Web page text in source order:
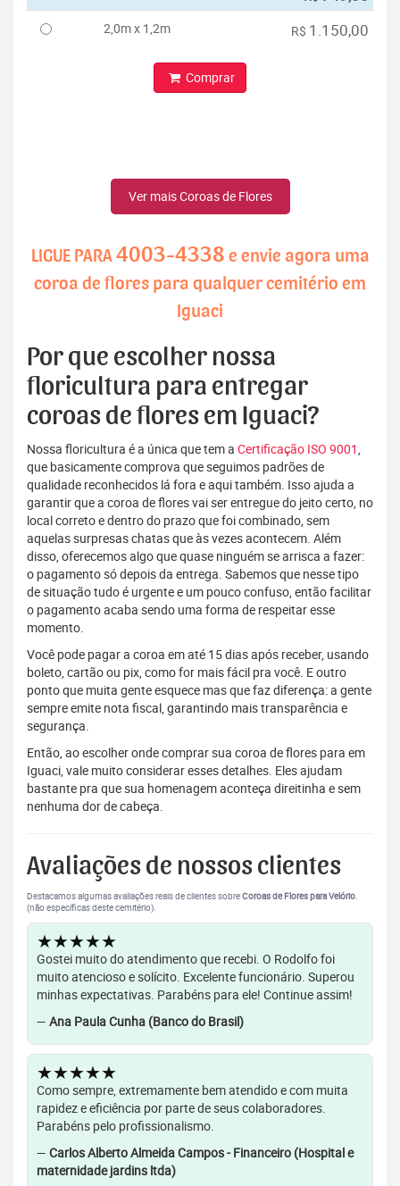
2,0m x 1,2m R$ 1.150,00
Comprar
Ver mais Coroas de Flores
LIGUE PARA4003-4338 e envie agora uma
coroa de flores para qualquer cemitério em
Iguaci
Por que escolher nossa
floricultura para entregar
coroas de flores em Iguaci?
Nossa floricultura é a única que tem a Certificação ISO 9001,
que basicamente comprova que seguimos padrões de
qualidade reconhecidos lá fora e aqui também. Isso ajuda a
garantir que a coroa de flores vai ser entregue do jeito certo, no
local correto e dentro do prazo que foi combinado, sem
aquelas surpresas chatas que às vezes acontecem. Além
disso, oferecemos algo que quase ninguém se arrisca a fazer:
o pagamento só depois da entrega. Sabemos que nesse tipo
de situação tudo é urgente e um pouco confuso, então facilitar
o pagamento acaba sendo uma forma de respeitar esse
momento.
Você pode pagar a coroa em até 15 dias após receber, usando
boleto, cartão ou pix, como for mais fácil pra você. E outro
ponto que muita gente esquece mas que faz diferença: a gente
sempre emite nota fiscal, garantindo mais transparência e
segurança.
Então, ao escolher onde comprar sua coroa de flores para em
Iguaci, vale muito considerar esses detalhes. Eles ajudam
bastante pra que sua homenagem aconteça direitinha e sem
nenhuma dor de cabeça.
Avaliações de nossos clientes
Destacamos algumas avaliações reais de clientes sobreCoroas de Flores para Velório.
(não específicas deste cemitério).
★★★★★
Gostei muito do atendimento que recebi. O Rodolfo foi
muito atencioso e solícito. Excelente funcionário. Superou
minhas expectativas. Parabéns para ele! Continue assim!
— Ana Paula Cunha (Banco do Brasil)
★★★★★
Como sempre, extremamente bem atendido e com muita
rapidez e eficiência por parte de seus colaboradores.
Parabéns pelo profissionalismo.
— Carlos Alberto Almeida Campos - Financeiro (Hospital e
maternidade jardins ltda)